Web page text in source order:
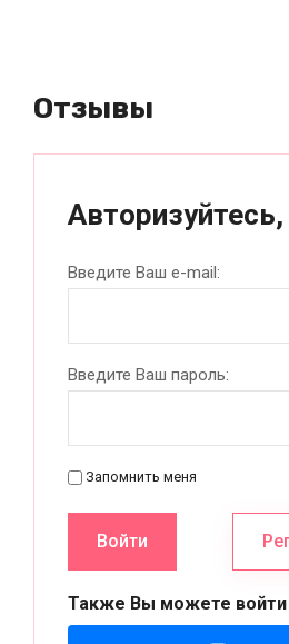
Отзывы
Введите Ваш e-mail:
Введите Ваш пароль:
Запомнить меня
Войти
Также Вы можете войти